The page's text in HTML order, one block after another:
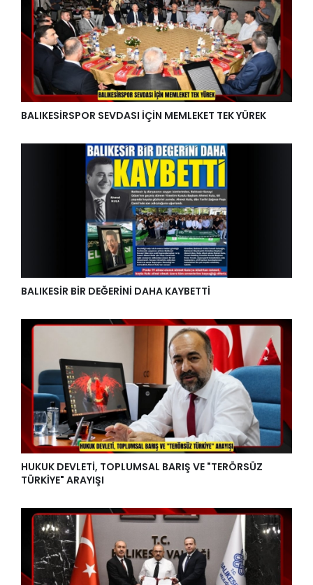
BALIKESİRSPOR SEVDASI İÇİN MEMLEKET TEK YÜREK
BALIKESİR BİR DEĞERİNİ DAHA KAYBETTİ
HUKUK DEVLETİ, TOPLUMSAL BARIŞ VE "TERÖRSÜZ
TÜRKİYE" ARAYIŞI